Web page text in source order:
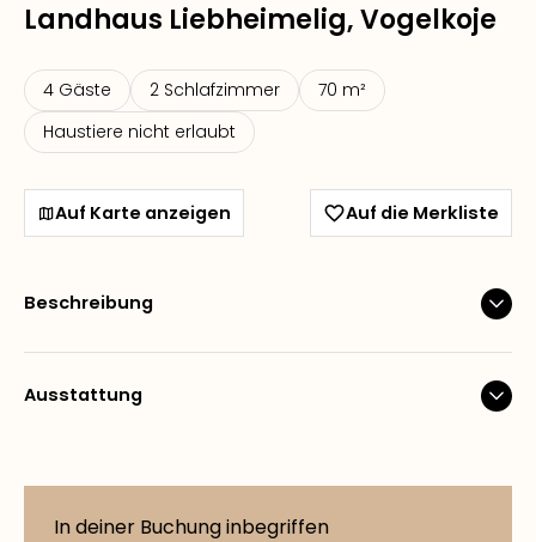
Landhaus Liebheimelig, Vogelkoje
4 Gäste 2 Schlafzimmer
70 m²
Haustiere nicht erlaubt
Auf Karte anzeigen Auf die Merkliste
Beschreibung
Ausstattung
In deiner Buchung inbegriffen